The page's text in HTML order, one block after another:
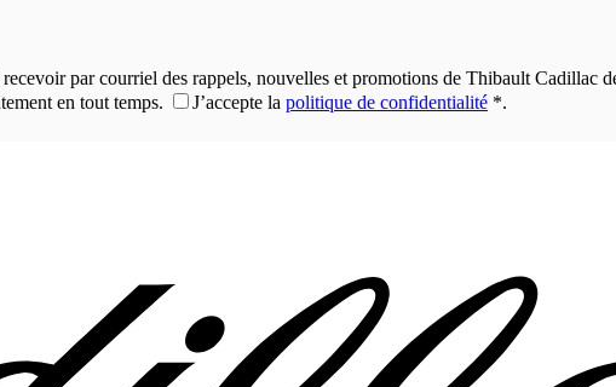
recevoir par courriel des rappels, nouvelles et promotions de Thibault Cadillac
en tout temps.
J’accepte la politique de confidentialité *.